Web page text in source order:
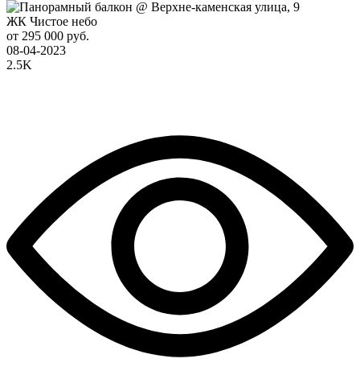
ЖК Чистое небо
от 295 000 руб.
08-04-2023
2.5K